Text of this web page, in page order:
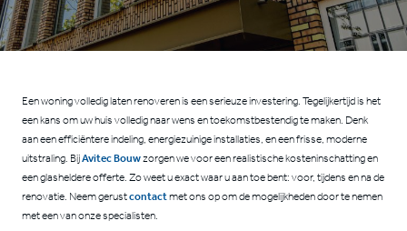
CONTACT
Een woning volledig laten renoveren is een serieuze investering. Tegelijkertijd is het
een kans om uw huis volledig naar wens en toekomstbestendig te maken. Denk
aan een efficiëntere indeling, energiezuinige installaties, en een frisse, moderne
uitstraling. BijAvitec Bouwzorgen we voor een realistische kosteninschatting en
een glasheldere offerte. Zo weet u exact waar u aan toe bent: voor, tijdens en na de
renovatie. Neem gerustcontactmet ons op om de mogelijkheden door te nemen
met een van onze specialisten.